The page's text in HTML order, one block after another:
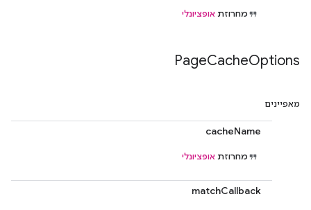
מחרוזת אופציונלי
PageCacheOptions
מאפיינים
cacheName
מחרוזת אופציונלי
matchCallback